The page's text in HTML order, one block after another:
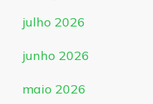
julho 2026
junho 2026
maio 2026